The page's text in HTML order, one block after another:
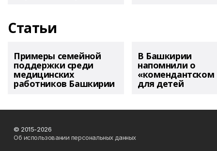
Статьи
Примеры семейной
поддержки среди
медицинских
работников Башкирии
В Башкирии
напомнили о
«комендантском
для детей
© 2015-2026
Об использовании персональных данных